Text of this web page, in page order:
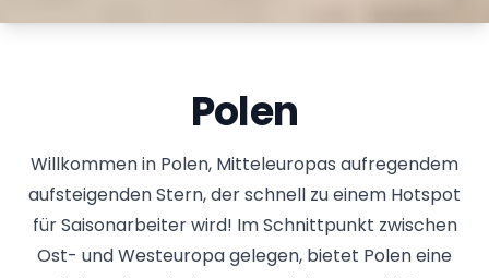
Polen
Willkommen in Polen, Mitteleuropas aufregendem
aufsteigenden Stern, der schnell zu einem Hotspot
für Saisonarbeiter wird! Im Schnittpunkt zwischen
Ost- und Westeuropa gelegen, bietet Polen eine